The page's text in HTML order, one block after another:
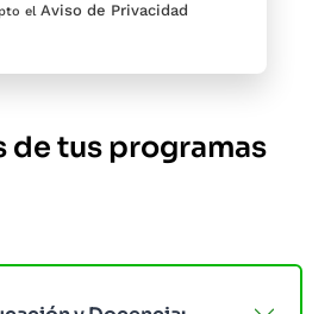
el Aviso de Privacidad
de tus programas